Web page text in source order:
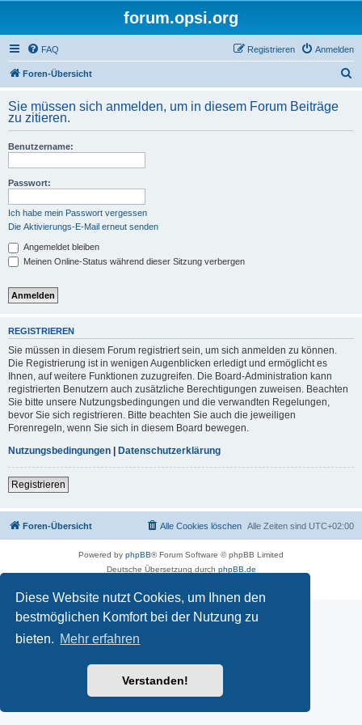
Diese Website nutzt Cookies, um Ihnen den
bestmöglichen Komfort bei der Nutzung zu
bieten. Mehr erfahren
Verstanden!
forum.opsi.org
FAQ Anmelden
Registrieren
Foren-Übersicht
h
Sie müssen sich anmelden, um in diesem Forum Beiträge
zu zitieren.
Benutzername:
Passwort:
Ich habe mein Passwort vergessen
Die Aktivierungs-E-Mail erneut senden
Angemeldet bleiben
Meinen Online-Status während dieser Sitzung verbergen
REGISTRIEREN
Sie müssen in diesem Forum registriert sein, um sich anmelden zu können.
Die Registrierung ist in wenigen Augenblicken erledigt und ermöglicht es
Ihnen, auf weitere Funktionen zuzugreifen. Die Board-Administration kann
registrierten Benutzern auch zusätzliche Berechtigungen zuweisen. Beachten
Sie bitte unsere Nutzungsbedingungen und die verwandten Regelungen,
bevor Sie sich registrieren. Bitte beachten Sie auch die jeweiligen
Forenregeln, wenn Sie sich in diesem Board bewegen.
Nutzungsbedingungen | Datenschutzerklärung
Registrieren
Foren-Übersicht Alle Zeiten sind UTC+02:00
Alle Cookies löschen
Powered by phpBB® Forum Software © phpBB Limited
Deutsche Übersetzung durch phpBB.de